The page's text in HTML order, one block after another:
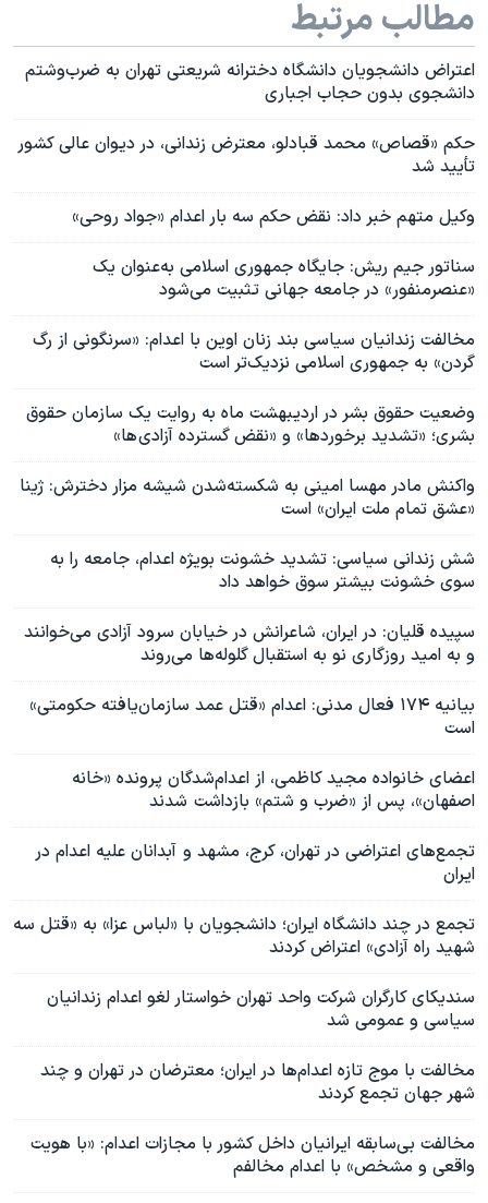
مطالب مرتبط
اعتراض دانشجویان دانشگاه دخترانه شریعتی تهران به ضرب‌وشتم
دانشجوی بدون حجاب اجباری
حکم «قصاص» محمد قبادلو، معترض زندانی، در دیوان عالی کشور
تأیید شد
وکیل متهم خبر داد: نقض حکم سه بار اعدام «جواد روحی»
سناتور جیم ریش: جایگاه جمهوری اسلامی به‌عنوان یک
«عنصرمنفور» در جامعه جهانی تثبیت می‌شود
مخالفت زندانیان سیاسی بند زنان اوین با اعدام: «سرنگونی از رگ
گردن» به جمهوری اسلامی نزدیک‌تر است
وضعیت حقوق بشر در اردیبهشت ماه به روایت یک سازمان حقوق
بشری؛ «تشدید برخورد‌ها» و «نقض گسترده آزادی ‌ها»
واکنش مادر مهسا امینی به شکسته‌شدن شیشه مزار دخترش: ژینا
«عشق تمام ملت ایران» است
شش زندانی سیاسی: تشدید خشونت بویژه اعدام، جامعه را به‌
سوی خشونت بیشتر سوق خواهد داد
سپیده قلیان: در ایران، شاعرانش در خیابان سرود آزادی می‌خوانند
و به امید روزگاری نو به استقبال گلوله‌ها می‌روند
بیانیه ۱۷۴ فعال مدنی: اعدام «قتل عمد سازمان‌یافته حکومتی»
است
اعضای خانواده مجید کاظمی، از اعدام‌شدگان پرونده «خانه
اصفهان»، پس از «ضرب و شتم» بازداشت شدند
تجمع‌های اعتراضی در تهران، کرج، مشهد و آبدانان علیه اعدام در
ایران
تجمع در چند دانشگاه‌ ایران؛ دانشجویان با «لباس عزا» به «قتل سه
شهید راه آزادی» اعتراض کردند
سندیکای کارگران شرکت واحد تهران خواستار لغو اعدام زندانیان
سیاسی و عمومی شد
مخالفت با موج تازه اعدام‌ها در ایران؛ معترضان در تهران و چند
شهر جهان تجمع کردند
مخالفت بی‌سابقه ایرانیان داخل کشور با مجازات اعدام: «با هویت
واقعی و مشخص» با اعدام مخالفم